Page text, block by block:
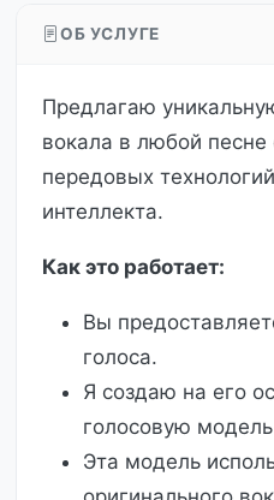
ОБ УСЛУГЕ
Предлагаю
вокала в любой песне
передовых
интеллекта.
Как это работает:
Вы
голоса.
Я создаю на его
голосовую
Эта модель